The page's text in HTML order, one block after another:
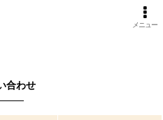
メニュー
合わせ